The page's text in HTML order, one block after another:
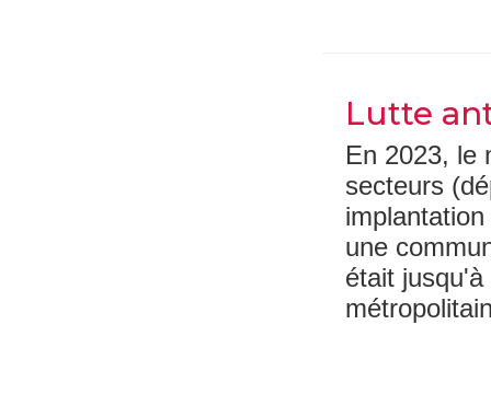
Lutte
En 2023, le
secteurs
une
était